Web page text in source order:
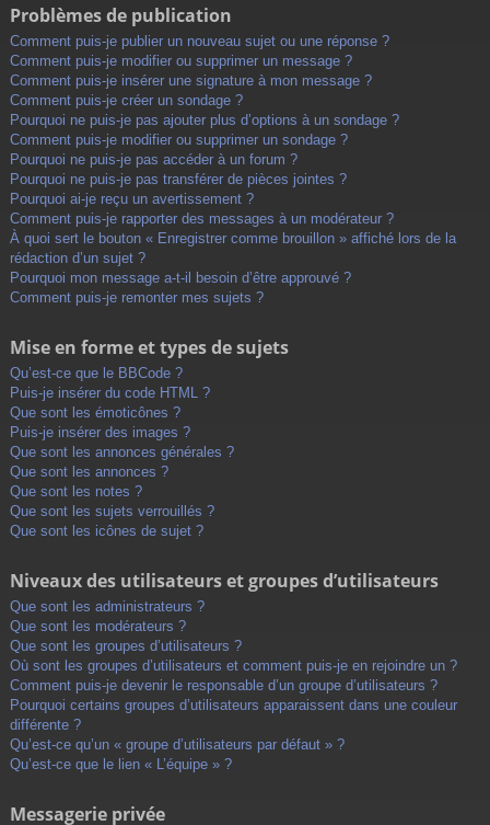
Problèmes de publication
Comment puis-je publier un nouveau sujet ou une réponse ?
Comment puis-je modifier ou supprimer un message ?
Comment puis-je insérer une signature à mon message ?
Comment puis-je créer un sondage ?
Pourquoi ne puis-je pas ajouter plus d’options à un sondage ?
Comment puis-je modifier ou supprimer un sondage ?
Pourquoi ne puis-je pas accéder à un forum ?
Pourquoi ne puis-je pas transférer de pièces jointes ?
Pourquoi ai-je reçu un avertissement ?
Comment puis-je rapporter des messages à un modérateur ?
À quoi sert le bouton « Enregistrer comme brouillon » affiché lors de la
rédaction d’un sujet ?
Pourquoi mon message a-t-il besoin d’être approuvé ?
Comment puis-je remonter mes sujets ?
Mise en forme et types de sujets
Qu’est-ce que le BBCode ?
Puis-je insérer du code HTML ?
Que sont les émoticônes ?
Puis-je insérer des images ?
Que sont les annonces générales ?
Que sont les annonces ?
Que sont les notes ?
Que sont les sujets verrouillés ?
Que sont les icônes de sujet ?
Niveaux des utilisateurs et groupes d’utilisateurs
Que sont les administrateurs ?
Que sont les modérateurs ?
Que sont les groupes d’utilisateurs ?
Où sont les groupes d’utilisateurs et comment puis-je en rejoindre un ?
Comment puis-je devenir le responsable d’un groupe d’utilisateurs ?
Pourquoi certains groupes d’utilisateurs apparaissent dans une couleur
différente ?
Qu’est-ce qu’un « groupe d’utilisateurs par défaut » ?
Qu’est-ce que le lien « L’équipe » ?
Messagerie privée